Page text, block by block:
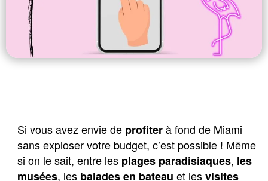
Si vous avez envie de profiter à fond de Miami
sans exploser votre budget, c’est possible ! Même
si on le sait, entre les plages paradisiaques, les
musées, les balades en bateau et lesvisites